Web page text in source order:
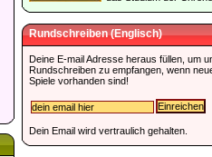
Rundschreiben (Englisch)
Deine E-mail Adresse heraus füllen, um
Rundschreiben zu empfangen, wenn
Spiele vorhanden sind!
Dein Email wird vertraulich gehalten.